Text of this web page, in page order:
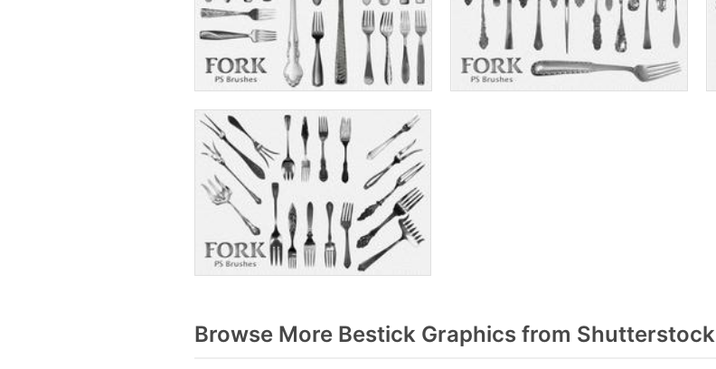
Browse More Bestick Graphics from Shutterstock